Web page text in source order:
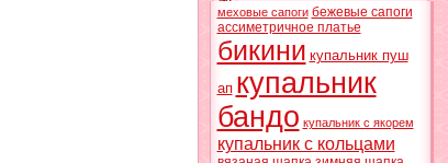
меховые сапоги бежевые сапоги
ассиметричное платье
бикини купальник пуш
ап купальник
бандо купальник с якорем
купальник с кольцами